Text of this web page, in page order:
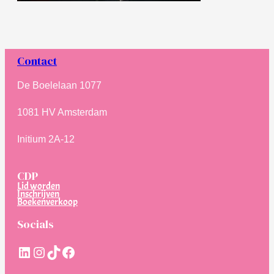
Contact
De Boelelaan 1077
1081 HV Amsterdam
Initium 2A-12
CDP
Lid worden
Inschrijven
Boekenverkoop
Socials
LinkedIn
Instagram
TikTokFacebook